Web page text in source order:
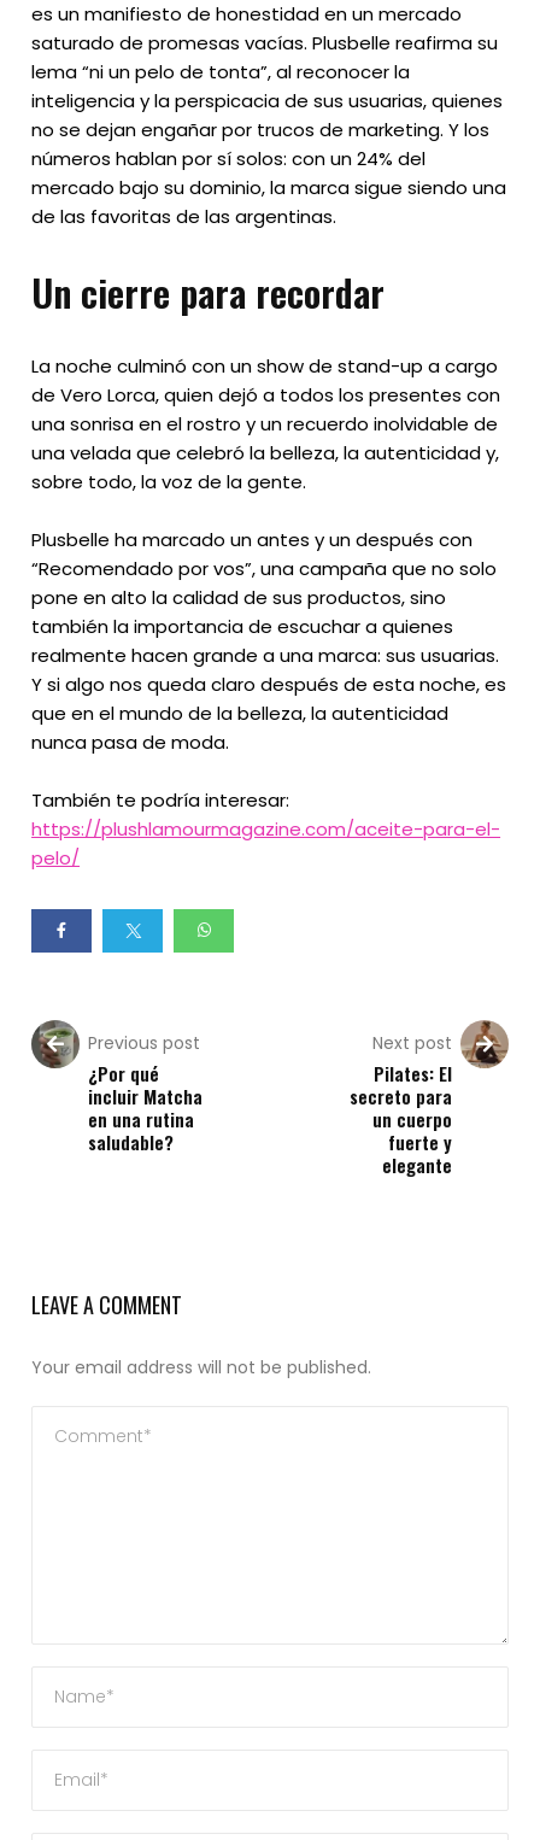
es un manifiesto de honestidad en un mercado
saturado de promesas vacías. Plusbelle reafirma su
lema “ni un pelo de tonta”, al reconocer la
inteligencia y la perspicacia de sus usuarias, quienes
no se dejan engañar por trucos de marketing. Y los
números hablan por sí solos: con un 24% del
mercado bajo su dominio, la marca sigue siendo una
de las favoritas de las argentinas.
Un cierre para recordar
La noche culminó con un show de stand-up a cargo
de Vero Lorca, quien dejó a todos los presentes con
una sonrisa en el rostro y un recuerdo inolvidable de
una velada que celebró la belleza, la autenticidad y,
sobre todo, la voz de la gente.
Plusbelle ha marcado un antes y un después con
“Recomendado por vos”, una campaña que no solo
pone en alto la calidad de sus productos, sino
también la importancia de escuchar a quienes
realmente hacen grande a una marca: sus usuarias.
Y si algo nos queda claro después de esta noche, es
que en el mundo de la belleza, la autenticidad
nunca pasa de moda.
También te podría interesar:
https://plushlamourmagazine.com/aceite-para-el-
pelo/
Previous post
¿Por qué
incluir Matcha
en una rutina
saludable?
Next post
Pilates: El
secreto para
un cuerpo
fuerte y
elegante
LEAVE A COMMENT
Your email address will not be published.